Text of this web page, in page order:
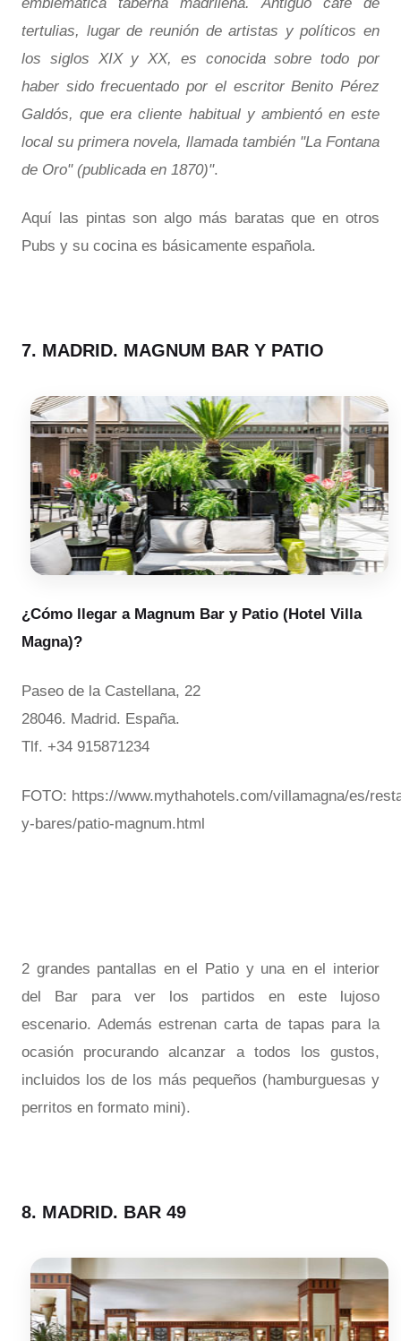
tertulias, lugar de reunión de artistas y políticos en
los siglos XIX y XX, es conocida sobre todo por
haber sido frecuentado por el escritor Benito Pérez
Galdós, que era cliente habitual y ambientó en este
local su primera novela, llamada también "La Fontana
de Oro" (publicada en 1870)".
Aquí las pintas son algo más baratas que en otros
Pubs y su cocina es básicamente española.
7. MADRID. MAGNUM BAR Y PATIO
¿Cómo llegar a Magnum Bar y Patio (Hotel Villa
Magna)?
Paseo de la Castellana, 22
28046. Madrid. España.
Tlf. +34 915871234
FOTO: https://www.mythahotels.com/villamagna/es/
y-bares/patio-magnum.html
2 grandes pantallas en el Patio y una en el interior
del Bar para ver los partidos en este lujoso
escenario. Además estrenan carta de tapas para la
ocasión procurando alcanzar a todos los gustos,
incluidos los de los más pequeños (hamburguesas y
perritos en formato mini).
8. MADRID. BAR 49